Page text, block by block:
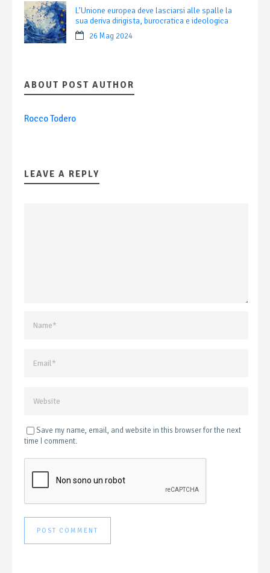
L’Unione europea deve lasciarsi alle spalle la
sua deriva dirigista, burocratica e ideologica
26 Mag 2024
ABOUT POST AUTHOR
Rocco Todero
LEAVE A REPLY
Save my name, email, and website in this browser for the next
time I comment.